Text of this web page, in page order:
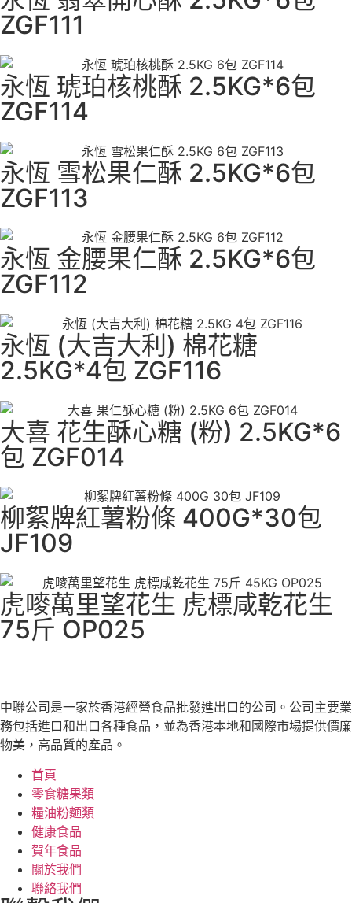
ZGF111
永恆 琥珀核桃酥 2.5KG*6包
ZGF114
永恆 雪松果仁酥 2.5KG*6包
ZGF113
永恆 金腰果仁酥 2.5KG*6包
ZGF112
永恆 (大吉大利) 棉花糖
2.5KG*4包 ZGF116
大喜 花生酥心糖 (粉) 2.5KG*6
包 ZGF014
柳絮牌紅薯粉條 400G*30包
JF109
虎嘜萬里望花生 虎標咸乾花生
75斤 OP025
中聯公司是一家於香港經營食品批發進出口的公司。公司主要業
務包括進口和出口各種食品，並為香港本地和國際市場提供價廉
物美，高品質的產品。
首頁
零食糖果類
糧油粉麵類
健康食品
賀年食品
關於我們
聯絡我們